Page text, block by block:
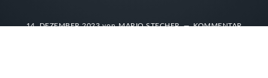
14. DEZEMBER 2023vonMARIO STECHER
KOMMENTAR